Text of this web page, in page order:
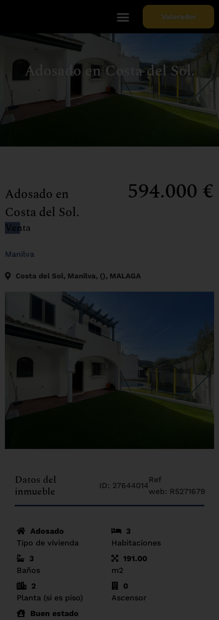
Valorador
Adosado en Costa del Sol.
Adosado en
Costa del Sol.
594.000 €
Venta
Manilva
Costa del Sol, Manilva, (), MALAGA
Datos del
inmueble
ID: 27644014
Ref
web: R5271679
Adosado
Tipo de vivienda
3
Habitaciones
3
Baños
191.00
m2
2
Planta (si es piso)
0
Ascensor
Buen estado